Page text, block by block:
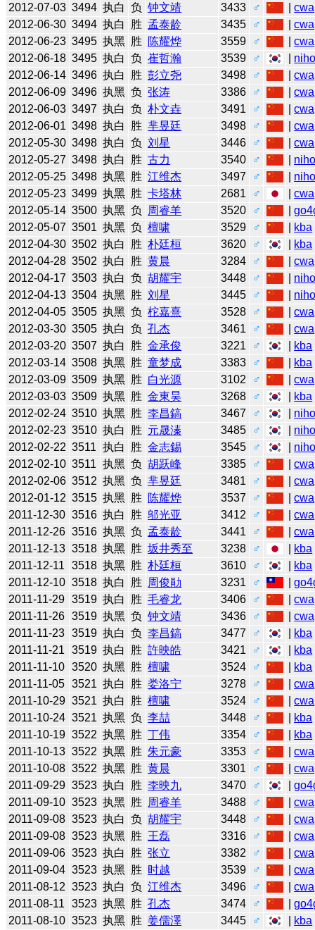
2012-07-03 3494 执白 负 钟文靖 3433 ♂ |cwa
2012-06-30 3494 执白 胜 孟泰龄 3435 ♂ |cwa
2012-06-23 3495 执黑 胜 陈耀烨 3559 ♂ |cwa
2012-06-18 3495 执白 负 崔哲瀚 3539 ♂
2012-06-14 3496 执白 胜 彭立尧 3498 ♂ |cwa
2012-06-09 3496 执黑 负 张涛 3386 ♂ |cwa
2012-06-03 3497 执白 负 朴文垚 3491 ♂ |cwa
2012-06-01 3498 执白 胜 芈昱廷 3498 ♂ |cwa
2012-05-30 3498 执白 负 刘星 3446 ♂ |cwa
2012-05-27 3498 执白 胜 古力 3540 ♂
2012-05-25 3498 执黑 胜 江维杰 3497 ♂
2012-05-23 3499 执黑 胜 卡塔林 2681 ♂ |cwa
2012-05-14 3500 执黑 负 周睿羊 3520 ♂ |
2012-05-07 3501 执黑 负 檀啸 3529 ♂ kba
2012-04-30 3502 执白 胜 朴廷桓 3620 ♂ kba
2012-04-28 3502 执白 胜 黄晨 3284 ♂ |cwa
2012-04-17 3503 执白 负 胡耀宇 3448 ♂
2012-04-13 3504 执黑 胜 刘星 3445 ♂
2012-04-05 3505 执黑 负 柁嘉熹 3528 ♂ |cwa
2012-03-30 3505 执白 负 孔杰 3461 ♂ |cwa
2012-03-20 3507 执白 胜 金承俊 3221 ♂ kba
2012-03-14 3508 执黑 胜 童梦成 3383 ♂ kba
2012-03-09 3509 执黑 胜 白光源 3102 ♂ |cwa
2012-03-03 3509 执黑 胜 金東昊 3268 ♂ kba
2012-02-24 3510 执黑 胜 李昌鎬 3467 ♂
2012-02-23 3510 执白 胜 元晟溱 3485 ♂
2012-02-22 3511 执白 胜 金志錫 3545 ♂
2012-02-10 3511 执黑 负 胡跃峰 3385 ♂ |cwa
2012-02-06 3512 执黑 负 芈昱廷 3481 ♂ |cwa
2012-01-12 3515 执黑 胜 陈耀烨 3537 ♂ |cwa
2011-12-30 3516 执白 胜 邬光亚 3412 ♂ |cwa
2011-12-26 3516 执黑 负 孟泰龄 3441 ♂ |cwa
2011-12-13 3518 执黑 胜 坂井秀至 3238 ♂ kba
2011-12-11
3518 执黑 胜 朴廷桓 3610 ♂ kba
2011-12-10 3518 执白 胜 周俊勛 3231 ♂ |
2011-11-29 3519 执白 胜 毛睿龙 3406 ♂ |cwa
2011-11-26 3519 执黑 负 钟文靖 3436 ♂ |cwa
2011-11-23 3519 执白 负 李昌鎬 3477 ♂ kba
2011-11-21
3519 执白 胜 許映皓 3421 ♂ kba
2011-11-10 3520 执黑 胜 檀啸 3524 ♂ kba
2011-11-05 3521 执白 胜 娄洛宁 3278 ♂ |cwa
2011-10-29 3521 执白 胜 檀啸 3524 ♂ |cwa
2011-10-24 3521 执黑 负 李喆 3448 ♂ kba
2011-10-19 3522 执黑 胜 丁伟 3354 ♂ kba
2011-10-13 3522 执黑 胜 朱元豪 3353 ♂ |cwa
2011-10-08 3522 执黑 胜 黄晨 3301 ♂ |cwa
2011-09-29 3523 执白 胜 李映九 3470 ♂ |
2011-09-10 3523 执黑 胜 周睿羊 3488 ♂ |cwa
2011-09-08 3523 执白 负 胡耀宇 3448 ♂ |cwa
2011-09-08 3523 执黑 胜 王磊 3316 ♂ |cwa
2011-09-06 3523 执白 胜 张立 3382 ♂ |cwa
2011-09-04 3523 执黑 胜 时越 3539 ♂ |cwa
2011-08-12 3523 执白 负 江维杰 3496 ♂ |cwa
2011-08-11
3523 执黑 胜 孔杰 3474 ♂ |
2011-08-10 3523 执黑 胜 姜儒澤 3445 ♂ kba